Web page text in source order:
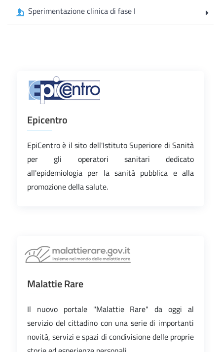
Sperimentazione clinica di fase I
Epicentro
EpiCentro è il sito dell'Istituto Superiore di Sanità
per gli operatori sanitari dedicato
all'epidemiologia per la sanità pubblica e alla
promozione della salute.
Malattie Rare
Il nuovo portale "Malattie Rare" da oggi al
servizio del cittadino con una serie di importanti
novità, servizi e spazi di condivisione delle proprie